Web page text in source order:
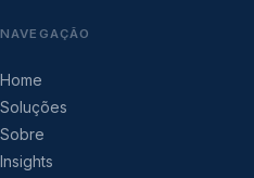
NAVEGAÇÃO
Home
Soluções
Sobre
Insights